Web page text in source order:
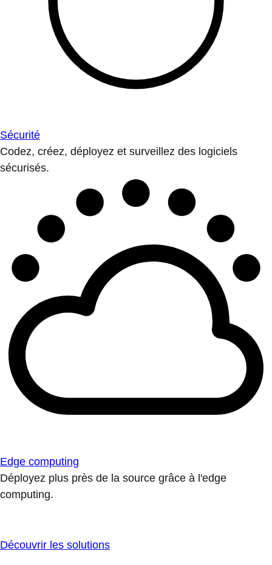
Sécurité
Codez, créez, déployez et surveillez des logiciels
sécurisés.
Edge computing
Déployez plus près de la source grâce à l'edge
computing.
Découvrir les solutions